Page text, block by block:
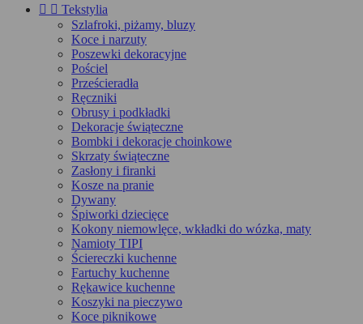
  Tekstylia
Szlafroki, piżamy, bluzy
Koce i narzuty
Poszewki dekoracyjne
Pościel
Prześcieradła
Ręczniki
Obrusy i podkładki
Dekoracje świąteczne
Bombki i dekoracje choinkowe
Skrzaty świąteczne
Zasłony i firanki
Kosze na pranie
Dywany
Śpiworki dziecięce
Kokony niemowlęce, wkładki do wózka, maty
Namioty TIPI
Ściereczki kuchenne
Fartuchy kuchenne
Rękawice kuchenne
Koszyki na pieczywo
Koce piknikowe